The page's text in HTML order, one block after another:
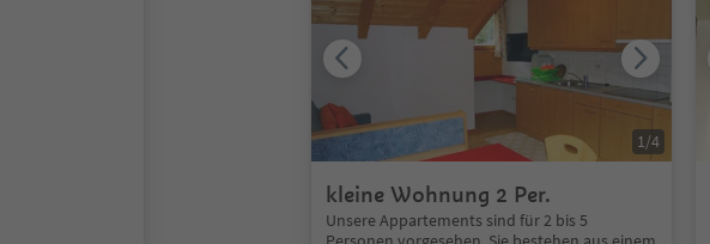
kleine Wohnung 2 Per.
Unsere Appartements sind für 2 bis 5
1/4